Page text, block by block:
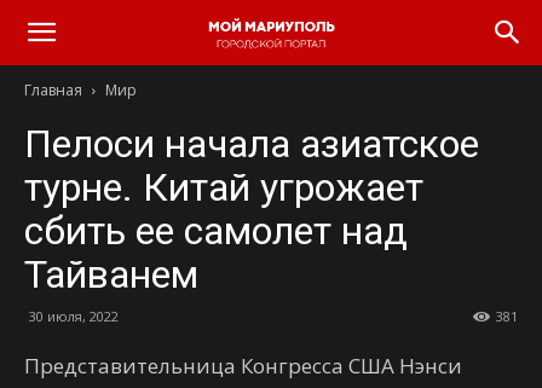
Главная Мир
Пелоси начала азиатское
турне. Китай угрожает
сбить ее самолет над
Тайванем
30 июля, 2022 381
Представительница Конгресса США Нэнси